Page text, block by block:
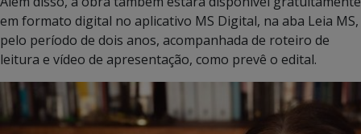
em formato digital no aplicativo MS Digital, na aba Leia MS,
pelo período de dois anos, acompanhada de roteiro de
leitura e vídeo de apresentação, como prevê o edital.